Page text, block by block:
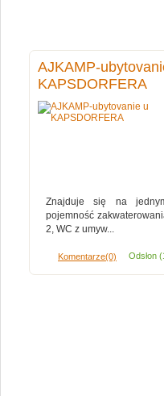
AJKAMP-
KAPSDORFERA
Znajduje się na
pojemność
2, WC z umyw...
Komentarze(0) Odsłon